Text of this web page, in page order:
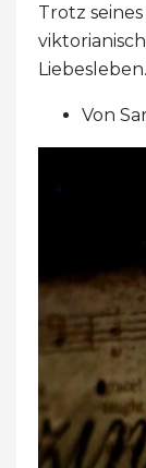
Trotz
Liebesleben.
Von